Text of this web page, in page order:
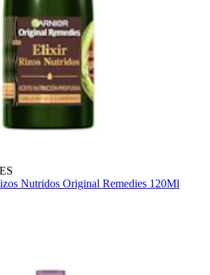
Nutridos Original Remedies 120Ml